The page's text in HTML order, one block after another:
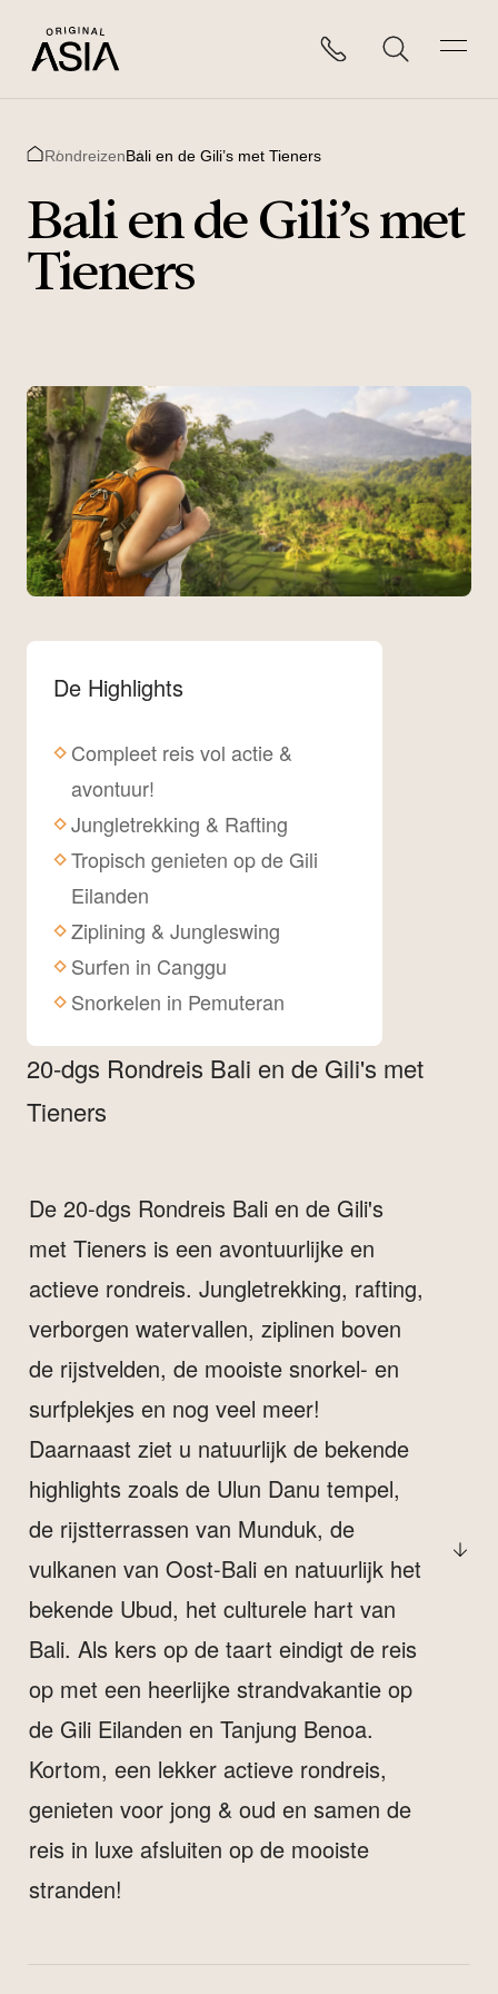
RondreizenBali en de Gili’s met Tieners
Bali en de Gili’s met
Tieners
20-dgs Rondreis Bali en de Gili's met
Tieners
De 20-dgs Rondreis Bali en de Gili's
met Tieners is een avontuurlijke en
actieve rondreis. Jungletrekking, rafting,
verborgen watervallen, ziplinen boven
de rijstvelden, de mooiste snorkel- en
surfplekjes en nog veel meer!
Daarnaast ziet u natuurlijk de bekende
highlights zoals de Ulun Danu tempel,
de rijstterrassen van Munduk, de
vulkanen van Oost-Bali en natuurlijk het
bekende Ubud, het culturele hart van
Bali. Als kers op de taart eindigt de reis
op met een heerlijke strandvakantie op
de Gili Eilanden en Tanjung Benoa.
Kortom, een lekker actieve rondreis,
genieten voor jong & oud en samen de
reis in luxe afsluiten op de mooiste
stranden!
De Highlights
Compleet reis vol actie &
avontuur!
Jungletrekking & Rafting
Tropisch genieten op de Gili
Eilanden
Ziplining & Jungleswing
Surfen in Canggu
Snorkelen in Pemuteran